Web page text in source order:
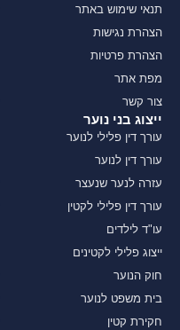
תנאי שימוש באתר
הצהרת נגישות
הצהרת פרטיות
מפת אתר
צור קשר
ייצוג בני נוער
עורך דין פלילי לנוער
עורך דין לנוער
עזרה לנער שנעצר
עורך דין פלילי לקטין
עו"ד לילדים
ייצוג פלילי לקטינים
חוק הנוער
בית משפט לנוער
חקירת קטין